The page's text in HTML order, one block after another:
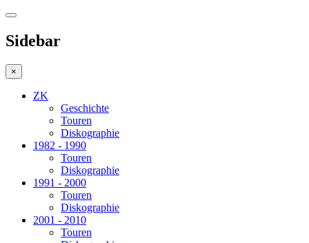
Sidebar
×
ZK
Geschichte
Touren
Diskographie
1982 - 1990
Touren
Diskographie
1991 - 2000
Touren
Diskographie
2001 - 2010
Touren